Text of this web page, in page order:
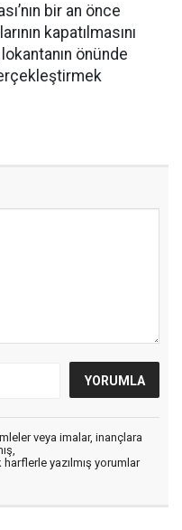
bir an önce
kapatılmasını
önünde
veya imalar, inançlara
yazılmış yorumlar